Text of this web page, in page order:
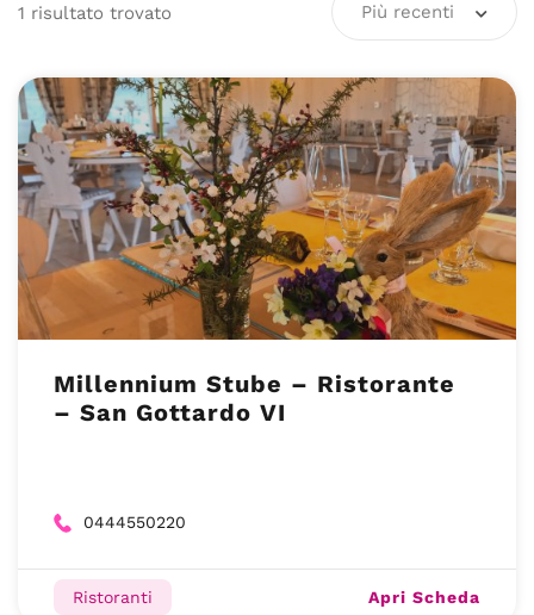
1 risultato trovato Più recenti
Millennium Stube – Ristorante
– San Gottardo VI
0444550220
Ristoranti Apri Scheda